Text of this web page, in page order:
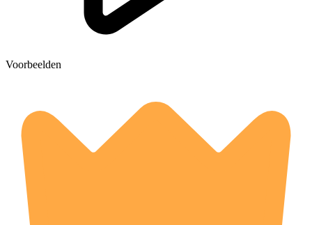
Voorbeelden